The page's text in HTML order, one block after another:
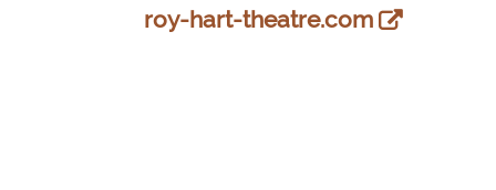
roy-hart-theatre.com